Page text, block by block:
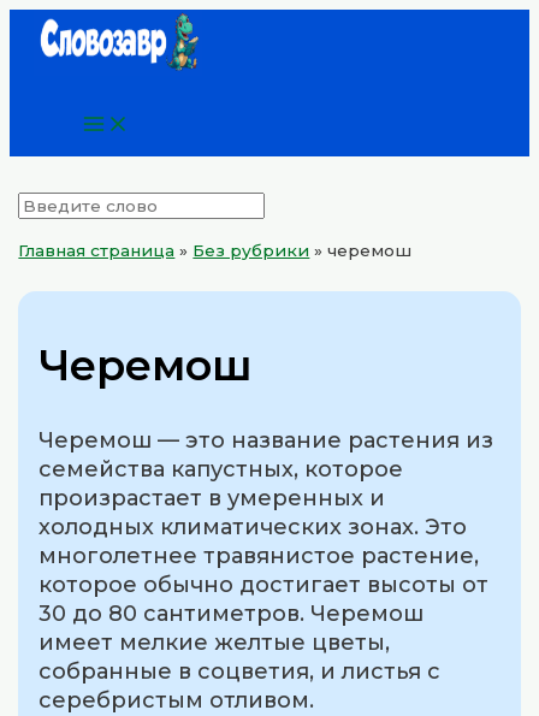
ПерейтиMain
Главная страница » Без рубрики »черемош
Черемош
Черемош — это название растения из
семейства капустных, которое
произрастает в умеренных и
холодных климатических зонах. Это
многолетнее травянистое растение,
которое обычно достигает высоты от
30 до 80 сантиметров. Черемош
имеет мелкие желтые цветы,
собранные в соцветия, и листья с
серебристым отливом.